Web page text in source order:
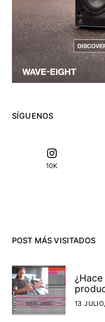
SÍGUENOS
10K
POST MÁS VISITADOS
13